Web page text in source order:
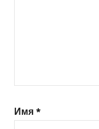
Имя*